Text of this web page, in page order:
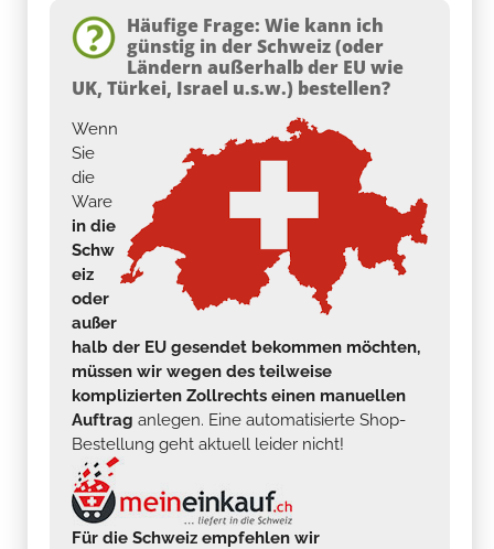
Häufige Frage: Wie kann ich
günstig in der Schweiz (oder
Ländern außerhalb der EU wie
UK, Türkei, Israel u.s.w.) bestellen?
Wenn
Sie
die
Ware
in die
Schw
eiz
oder
außer
halb der EU gesendet bekommen möchten,
müssen wir wegen des teilweise
komplizierten Zollrechts einen manuellen
Auftrag anlegen. Eine automatisierte Shop-
Bestellung geht aktuell leider nicht!
Für die Schweiz empfehlen wir